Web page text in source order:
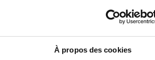
À propos des cookies
offre également une marge de profit
des actifs